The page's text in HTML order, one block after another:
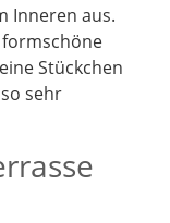
Inneren aus.
Stückchen
sehr